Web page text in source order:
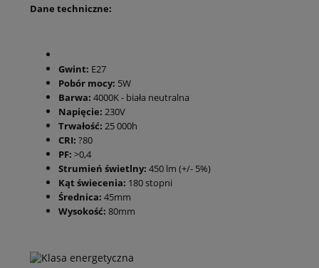
Dane techniczne:
Gwint: E27
Pobór mocy: 5W
Barwa: 4000K - biała neutralna
Napięcie: 230V
Trwałość: 25 000h
CRI: ?80
PF: >0,4
Strumień świetlny: 450 lm (+/- 5%)
Kąt świecenia: 180 stopni
Średnica: 45mm
Wysokość: 80mm